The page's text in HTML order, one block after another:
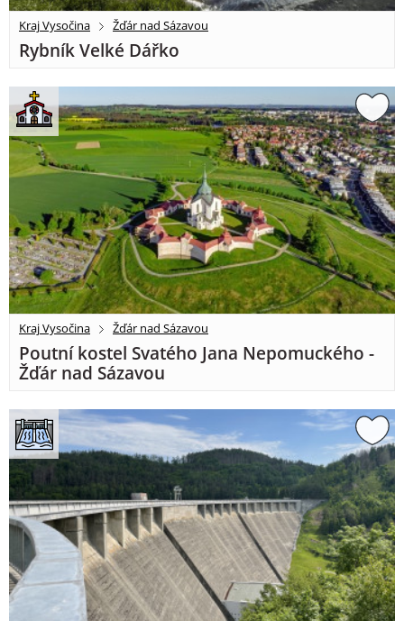
Kraj Vysočina Žďár nad Sázavou
Rybník Velké Dářko
Kraj Vysočina Žďár nad Sázavou
Poutní kostel Svatého Jana Nepomuckého -
Žďár nad Sázavou